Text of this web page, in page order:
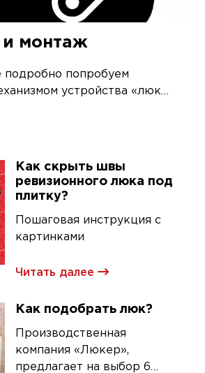
и монтаж
подробно попробуем
устройства «люк
Как скрыть швы
ревизионного люка под
плитку?
Пошаговая инструкция с
картинками
Читать далее
Как подобрать люк?
Производственная
компания «Люкер»,
предлагает на выбор 6